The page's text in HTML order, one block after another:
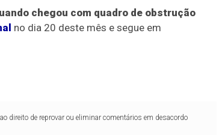
chegou com quadro de obstrução
no dia 20 deste mês e segue em
direito de reprovar ou eliminar comentários em desacordo